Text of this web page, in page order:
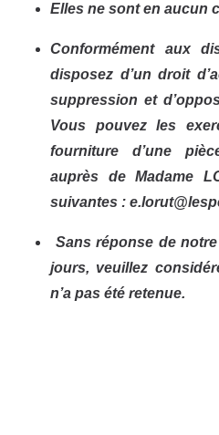
Elles ne sont en aucun
Conformément aux
disposez d’un droit
suppression et
Vous pouvez les
fourniture d’une
auprès de Madame
suivantes :
Sans réponse de
jours, veuillez
n’a pas été retenue.